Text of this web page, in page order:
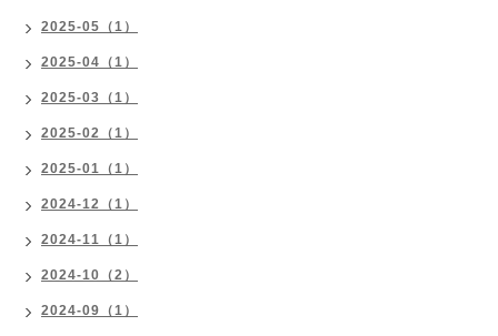
2025-05（1）
2025-04（1）
2025-03（1）
2025-02（1）
2025-01（1）
2024-12（1）
2024-11（1）
2024-10（2）
2024-09（1）